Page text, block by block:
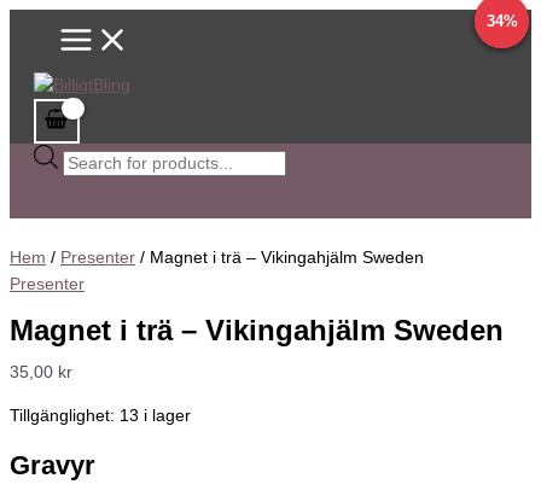
HoppaMain
Sök
efter
Hem / Presenter / Magnet i trä – Vikingahjälm Sweden
Presenter
Magnet i trä – Vikingahjälm Sweden
35,00 kr
Tillgänglighet: 13 i lager
Gravyr
Magnet
Vikingahjälm
Sweden
mängd
80%
Det
var:
Det
50%
Det
Det
34%
Det
var:
Det